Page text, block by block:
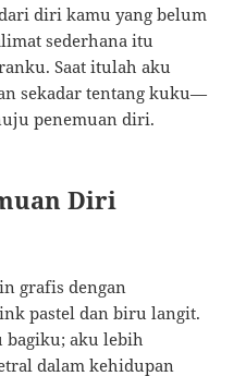
diri kamu yang belum
sederhana itu
Saat itulah aku
sekadar tentang kuku—
penemuan diri.
Diri
grafis dengan
pastel dan biru langit.
bagiku; aku lebih
dalam kehidupan